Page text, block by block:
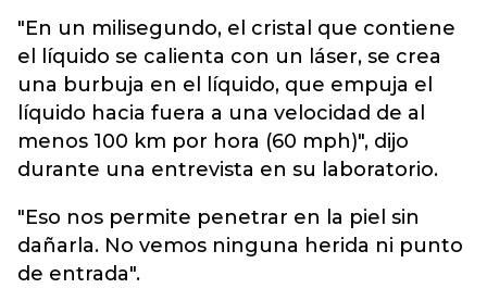
"En un milisegundo, el cristal que contiene
el líquido se calienta con un láser, se crea
una burbuja en el líquido, que empuja el
líquido hacia fuera a una velocidad de al
menos 100 km por hora (60 mph)", dijo
durante una entrevista en su laboratorio.
"Eso nos permite penetrar en la piel sin
dañarla. No vemos ninguna herida ni punto
de entrada".